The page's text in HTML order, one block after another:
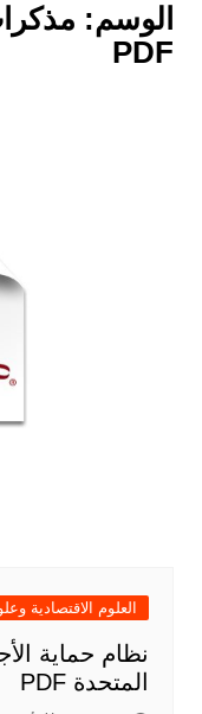
الوسم:
PDF
العلوم الاقتصادية
نظام حماية
المتحدة PDF